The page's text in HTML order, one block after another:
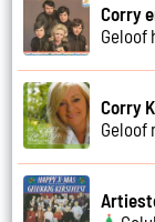
Corry
Geloof
Corry
Geloof